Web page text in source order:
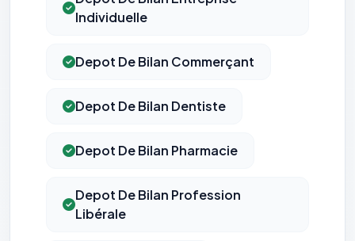
Individuelle
Depot De Bilan Commerçant
Depot De Bilan Dentiste
Depot De Bilan Pharmacie
Depot De Bilan Profession
Libérale